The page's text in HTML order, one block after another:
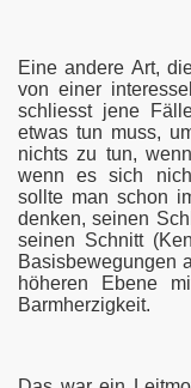
Eine andere Art,
von einer
schliesst jene
etwas tun muss,
nichts zu tun,
wenn es sich
sollte man schon
denken, seinen
seinen Schnitt
Basisbewegungen
höheren Ebene
Barmherzigkeit.